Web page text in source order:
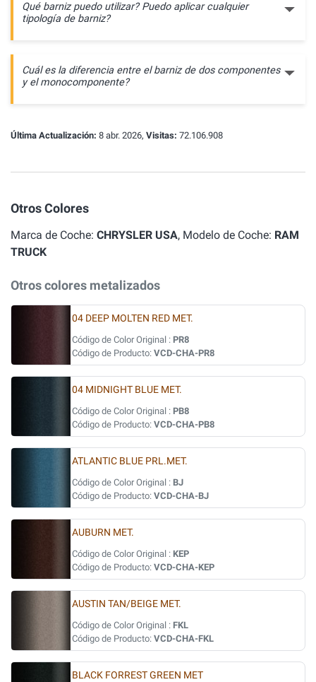
Qué barniz puedo utilizar? Puedo aplicar cualquier
tipología de barniz?
Cuál es la diferencia entre el barniz de dos componentes
y el monocomponente?
Última Actualización: 8 abr. 2026, Visitas: 72.106.908
Otros Colores
Marca de Coche: CHRYSLER USA, Modelo de Coche: RAM
TRUCK
Otros colores metalizados
04 DEEP MOLTEN RED MET.
Código de Color Original : PR8
Código de Producto: VCD-CHA-PR8
04 MIDNIGHT BLUE MET.
Código de Color Original : PB8
Código de Producto: VCD-CHA-PB8
ATLANTIC BLUE PRL.MET.
Código de Color Original : BJ
Código de Producto: VCD-CHA-BJ
AUBURN MET.
Código de Color Original : KEP
Código de Producto: VCD-CHA-KEP
AUSTIN TAN/BEIGE MET.
Código de Color Original : FKL
Código de Producto: VCD-CHA-FKL
BLACK FORREST GREEN MET